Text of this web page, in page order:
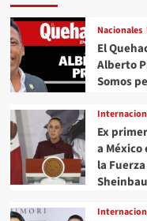
Nacionales
El
Alberto
Somos
Ex
a
la